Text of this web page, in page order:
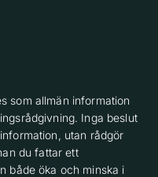
som allmän information
Inga beslut
utan rådgör
du fattar ett
både öka och minska i